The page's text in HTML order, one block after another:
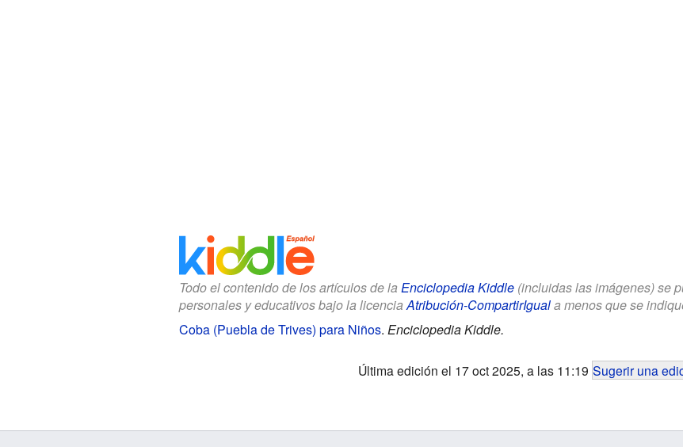
Todo el contenido de los artículos de la Enciclopedia Kiddle(incluidas las imágenes) se
personales y educativos bajo la licencia Atribución-CompartirIguala menos que se
Coba (Puebla de Trives) para Niños. Enciclopedia Kiddle.
Última edición el 17 oct 2025, a las 11:19 Sugerir una